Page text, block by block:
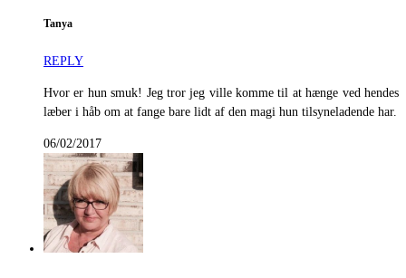
Tanya
REPLY
Hvor er hun smuk! Jeg tror jeg ville komme til at hænge ved hendes
læber i håb om at fange bare lidt af den magi hun tilsyneladende har.
06/02/2017